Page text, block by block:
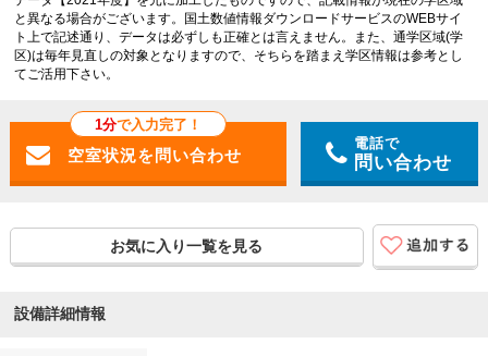
と異なる場合がございます。国土数値情報ダウンロードサービスのWEBサイ
ト上で記述通り、データは必ずしも正確とは言えません。また、通学区域(学
区)は毎年見直しの対象となりますので、そちらを踏まえ学区情報は参考とし
てご活用下さい。
1分で入力完了！
電話で
問い合わせ
お気に入り一覧を見る
設備詳細情報